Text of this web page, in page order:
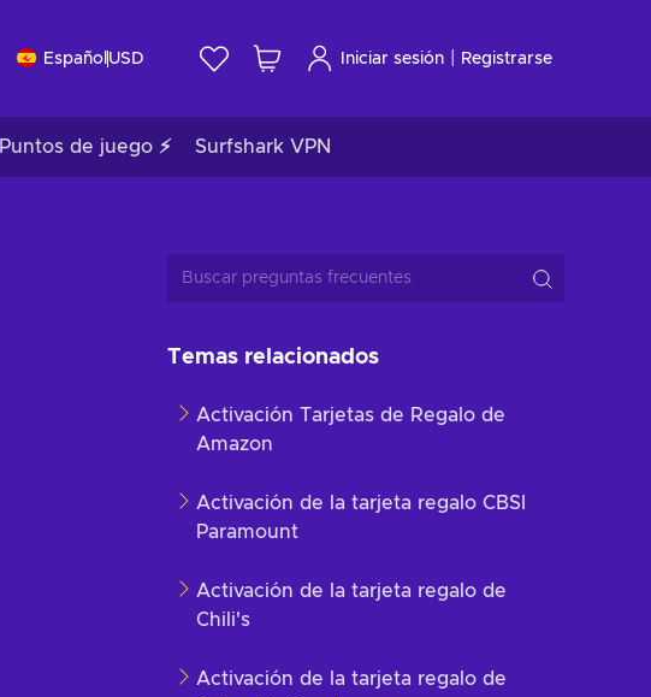
Español USD Iniciar sesión Registrarse
Puntos de juego ⚡ Surfshark VPN
Temas relacionados
Activación Tarjetas de Regalo de
Amazon
Activación de la tarjeta regalo CBSI
Paramount
Activación de la tarjeta regalo de
Chili's
Activación de la tarjeta regalo de